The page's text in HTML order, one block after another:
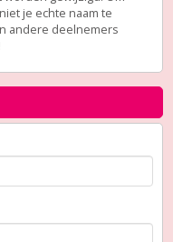
je echte naam te
andere deelnemers